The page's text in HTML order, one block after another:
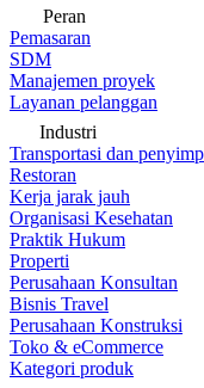
Peran
Pemasaran
SDM
Manajemen proyek
Layanan pelanggan
Industri
Transportasi dan
Restoran
Kerja jarak jauh
Organisasi Kesehatan
Praktik Hukum
Properti
Perusahaan Konsultan
Bisnis Travel
Perusahaan Konstruksi
Toko & eCommerce
Kategori produk